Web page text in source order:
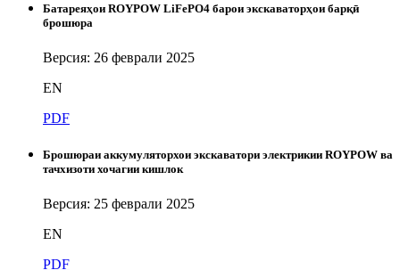
Батареяҳои ROYPOW LiFePO4 барои экскаваторҳои барқӣ
брошюра
Версия: 26 феврали 2025
EN
PDF
Брошюраи аккумуляторхои экскаватори электрикии ROYPOW ва
тачхизоти хочагии кишлок
Версия: 25 феврали 2025
EN
PDF